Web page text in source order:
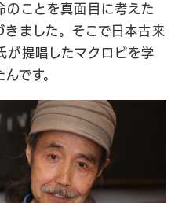
のことを真面目に考えた
きました。そこで日本古来
が提唱したマクロビを学
です。